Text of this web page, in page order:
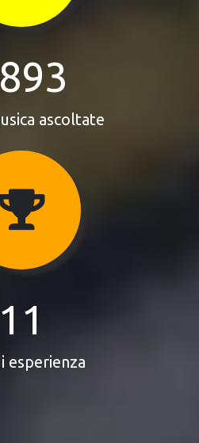
ascoltate
11
esperienza